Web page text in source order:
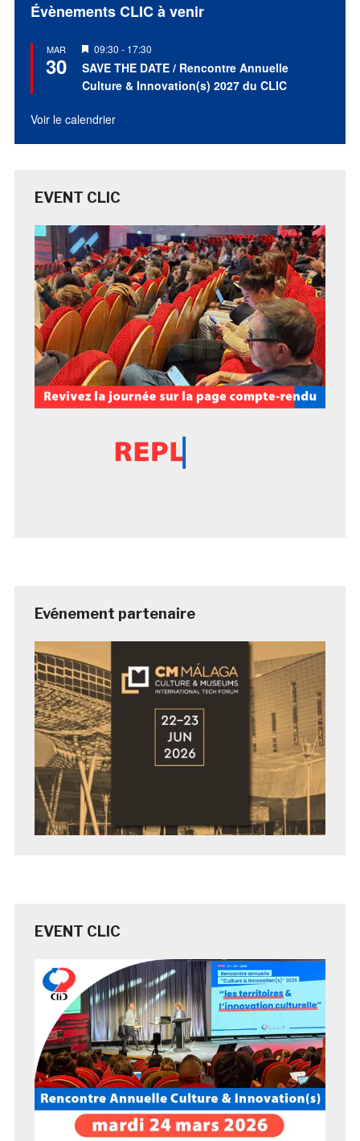
Évènements CLIC à venir
MAR
30
Mis
en
avant
09:30 - 17:30
SAVE THE DATE / Rencontre Annuelle
Culture & Innovation(s) 2027 du CLIC
Voir le calendrier
EVENT CLIC
Evénement partenaire
EVENT CLIC